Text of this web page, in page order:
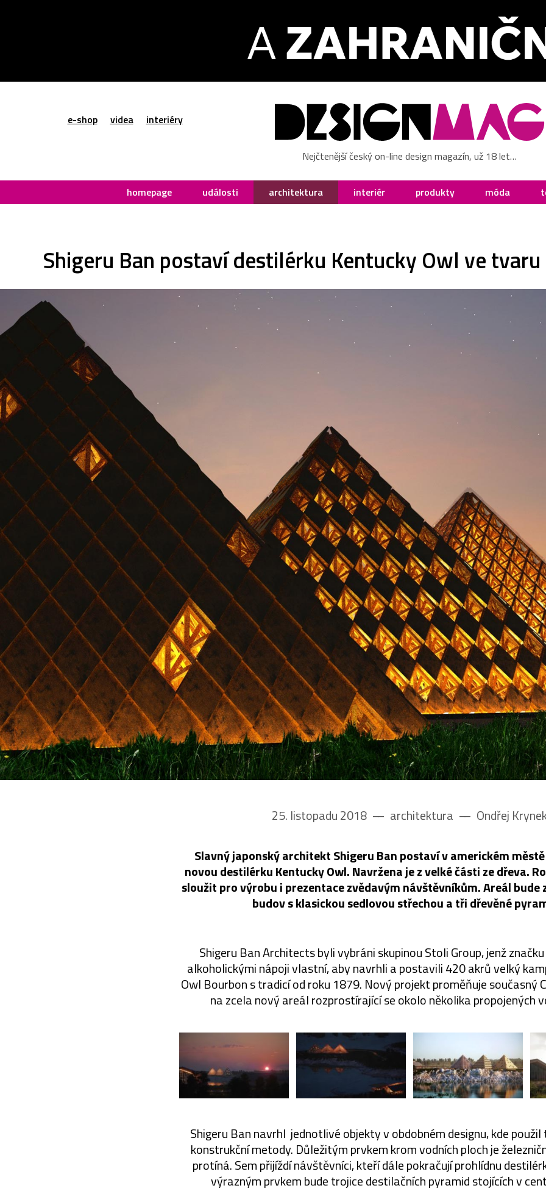
e-shop videa interiéry
Nejčtenější český on-line design magazín, už 18 let…
homepage události architektura interiér produkty móda
Shigeru Ban postaví destilérku Kentucky Owl ve
25. listopadu 2018 –– architektura –– Ondřej
Slavný japonský architekt Shigeru Ban postaví v americkém
novou destilérku Kentucky Owl. Navržena je z velké části ze dřeva.
sloužit pro výrobu i prezentace zvědavým návštěvníkům. Areál
budov s klasickou sedlovou střechou a tři dřevěné
Shigeru Ban Architects byli vybráni skupinou Stoli Group, jenž
alkoholickými nápoji vlastní, aby navrhli a postavili 420 akrů velký
Owl Bourbon s tradicí od roku 1879. Nový projekt proměňuje současný
na zcela nový areál rozprostírající se okolo několika propojených
Shigeru Ban navrhl jednotlivé objekty v obdobném designu, kde
konstrukční metody. Důležitým prvkem krom vodních ploch je
protíná. Sem přijíždí návštěvníci, kteří dále pokračují prohlídnu
výrazným prvkem bude trojice destilačních pyramid stojících v